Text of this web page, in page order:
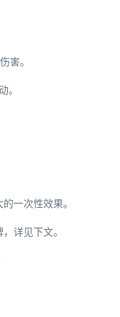
害。
。
一次性效果。
详见下文。